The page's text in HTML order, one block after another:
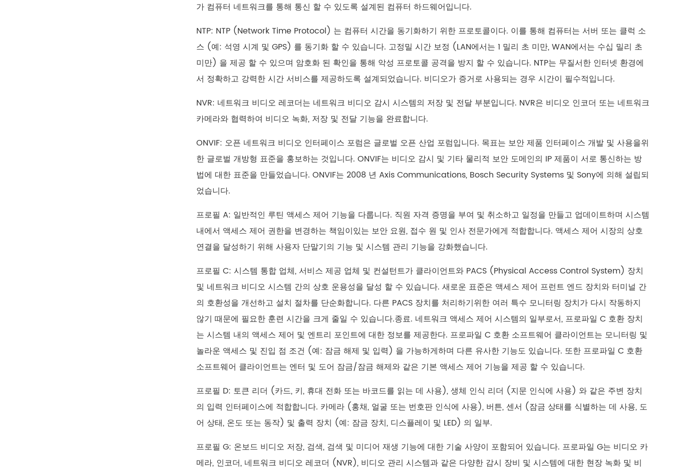
가 컴퓨터 네트워크를 통해 통신 할 수 있도록 설계된 컴퓨터 하드웨어입니다.
NTP: NTP (Network Time Protocol) 는 컴퓨터 시간을 동기화하기 위한 프로토콜이다. 이를 통해 컴퓨터는 서버 또는 클럭 소
스 (예: 석영 시계 및 GPS) 를 동기화 할 수 있습니다. 고정밀 시간 보정 (LAN에서는 1 밀리 초 미만, WAN에서는 수십 밀리 초
미만) 을 제공 할 수 있으며 암호화 된 확인을 통해 악성 프로토콜 공격을 방지 할 수 있습니다. NTP는 무질서한 인터넷 환경에
서 정확하고 강력한 시간 서비스를 제공하도록 설계되었습니다. 비디오가 증거로 사용되는 경우 시간이 필수적입니다.
NVR: 네트워크 비디오 레코더는 네트워크 비디오 감시 시스템의 저장 및 전달 부분입니다. NVR은 비디오 인코더 또는 네트워크
카메라와 협력하여 비디오 녹화, 저장 및 전달 기능을 완료합니다.
ONVIF: 오픈 네트워크 비디오 인터페이스 포럼은 글로벌 오픈 산업 포럼입니다. 목표는 보안 제품 인터페이스 개발 및 사용을위
한 글로벌 개방형 표준을 홍보하는 것입니다. ONVIF는 비디오 감시 및 기타 물리적 보안 도메인의 IP 제품이 서로 통신하는 방
법에 대한 표준을 만들었습니다. ONVIF는 2008 년 Axis Communications, Bosch Security Systems 및 Sony에 의해 설립되
었습니다.
프로필 A: 일반적인 루틴 액세스 제어 기능을 다룹니다. 직원 자격 증명을 부여 및 취소하고 일정을 만들고 업데이트하며 시스템
내에서 액세스 제어 권한을 변경하는 책임이있는 보안 요원, 접수 원 및 인사 전문가에게 적합합니다. 액세스 제어 시장의 상호
연결을 달성하기 위해 사용자 단말기의 기능 및 시스템 관리 기능을 강화했습니다.
프로필 C: 시스템 통합 업체, 서비스 제공 업체 및 컨설턴트가 클라이언트와 PACS (Physical Access Control System) 장치
및 네트워크 비디오 시스템 간의 상호 운용성을 달성 할 수 있습니다. 새로운 표준은 액세스 제어 프런트 엔드 장치와 터미널 간
의 호환성을 개선하고 설치 절차를 단순화합니다. 다른 PACS 장치를 처리하기위한 여러 특수 모니터링 장치가 다시 작동하지
않기 때문에 필요한 훈련 시간을 크게 줄일 수 있습니다.종료. 네트워크 액세스 제어 시스템의 일부로서, 프로파일 C 호환 장치
는 시스템 내의 액세스 제어 및 엔트리 포인트에 대한 정보를 제공한다. 프로파일 C 호환 소프트웨어 클라이언트는 모니터링 및
놀라운 액세스 및 진입 점 조건 (예: 잠금 해제 및 입력) 을 가능하게하며 다른 유사한 기능도 있습니다. 또한 프로파일 C 호환
소프트웨어 클라이언트는 엔터 및 도어 잠금/잠금 해제와 같은 기본 액세스 제어 기능을 제공 할 수 있습니다.
프로필 D: 토큰 리더 (카드, 키, 휴대 전화 또는 바코드를 읽는 데 사용), 생체 인식 리더 (지문 인식에 사용) 와 같은 주변 장치
의 입력 인터페이스에 적합합니다. 카메라 (홍채, 얼굴 또는 번호판 인식에 사용), 버튼, 센서 (잠금 상태를 식별하는 데 사용, 도
어 상태, 온도 또는 동작) 및 출력 장치 (예: 잠금 장치, 디스플레이 및 LED) 의 일부.
프로필 G: 온보드 비디오 저장, 검색, 검색 및 미디어 재생 기능에 대한 기술 사양이 포함되어 있습니다. 프로파일 G는 비디오 카
메라, 인코더, 네트워크 비디오 레코더 (NVR), 비디오 관리 시스템과 같은 다양한 감시 장비 및 시스템에 대한 현장 녹화 및 비